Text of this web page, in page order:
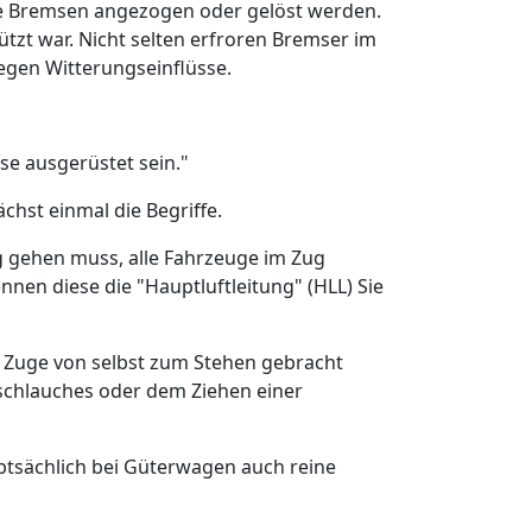
angezogen oder gelöst werden.
war. Nicht selten erfroren Bremser im
Witterungseinflüsse.
ausgerüstet sein."
einmal die Begriffe.
muss, alle Fahrzeuge im Zug
diese die "Hauptluftleitung" (HLL) Sie
von selbst zum Stehen gebracht
oder dem Ziehen einer
bei Güterwagen auch reine